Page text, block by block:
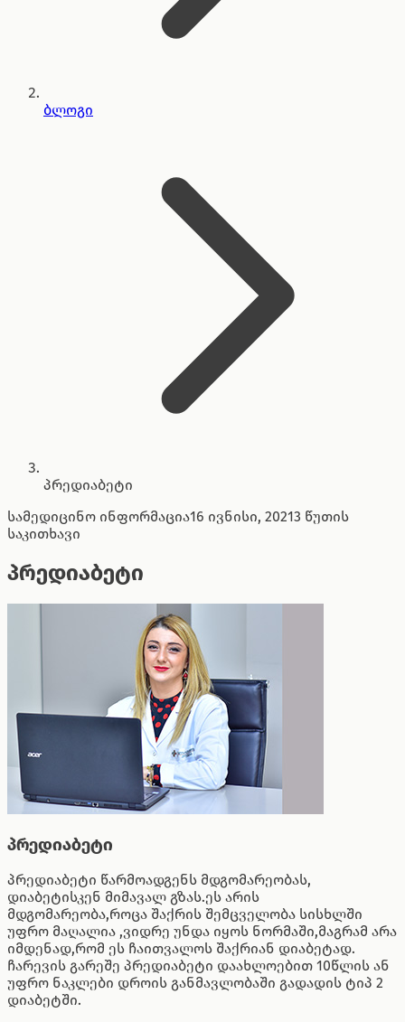
ბლოგი
პრედიაბეტი
სამედიცინო ინფორმაცია16 ივნისი, 20213 წუთის
საკითხავი
პრედიაბეტი
პრედიაბეტი
პრედიაბეტი წარმოადგენს მდგომარეობას,
დიაბეტისკენ მიმავალ გზას.ეს არის
მდგომარეობა,როცა შაქრის შემცველობა სისხლში
უფრო მაღალია ,ვიდრე უნდა იყოს ნორმაში,მაგრამ არა
იმდენად,რომ ეს ჩაითვალოს შაქრიან დიაბეტად.
ჩარევის გარეშე პრედიაბეტი დაახლოებით 10წლის ან
უფრო ნაკლები დროის განმავლობაში გადადის ტიპ 2
დიაბეტში.